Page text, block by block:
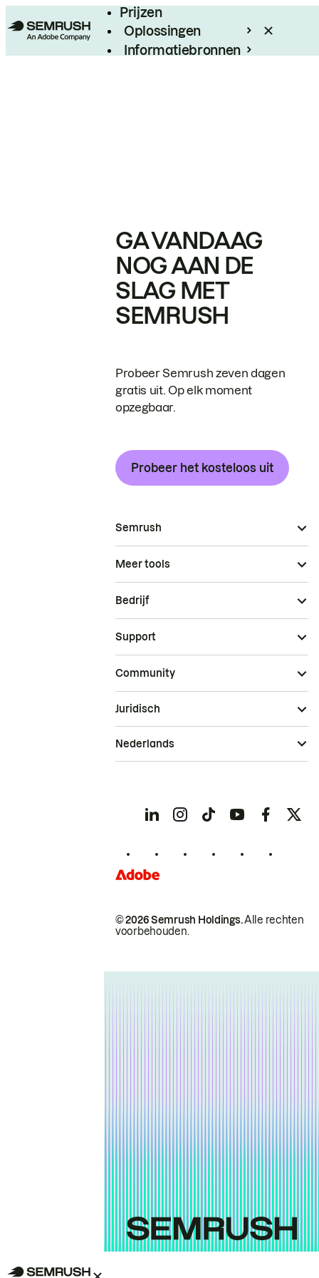
Prijzen
Oplossingen
Informatiebronnen
GA VANDAAG
NOG AAN DE
SLAG MET
SEMRUSH
Probeer Semrush zeven dagen
gratis uit. Op elk moment
opzegbaar.
Probeer het kosteloos uit
Semrush
Meer tools
Bedrijf
Support
Community
© 2026 Semrush Holdings.Alle rechten
voorbehouden.
Juridisch
Nederlands